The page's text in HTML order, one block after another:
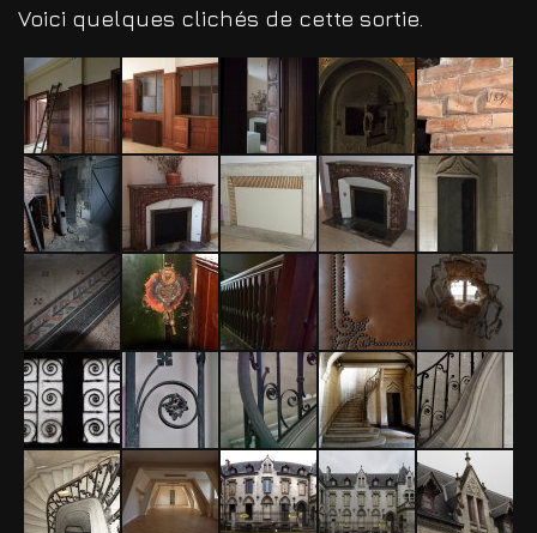
Voici quelques clichés de cette sortie.